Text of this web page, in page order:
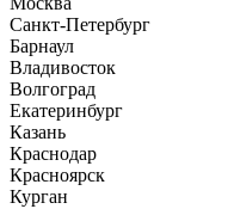
Санкт-Петербург
Барнаул
Владивосток
Волгоград
Екатеринбург
Казань
Краснодар
Красноярск
Курган